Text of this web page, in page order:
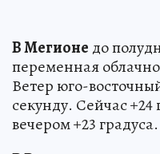
В Мегионе до
переменная
Ветер юго-
секунду. Сейчас +24
вечером +23 градуса.